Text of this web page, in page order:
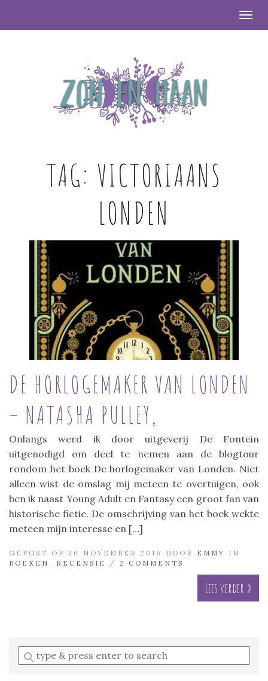
TAG: VICTORIAANS
LONDEN
DE HORLOGEMAKER VAN LONDEN
– NATASHA PULLEY,
Onlangs werd ik door uitgeverij De Fontein
uitgenodigd om deel te nemen aan de blogtour
rondom het boek De horlogemaker van Londen. Niet
alleen wist de omslag mij meteen te overtuigen, ook
ben ik naast Young Adult en Fantasy een groot fan van
historische fictie. De omschrijving van het boek wekte
meteen mijn interesse en […]
GEPOST OP 30 NOVEMBER 2016 DOOR EMMY
IN
BOEKEN
RECENSIE / 2 COMMENTS
Lees verder »
Enter
a